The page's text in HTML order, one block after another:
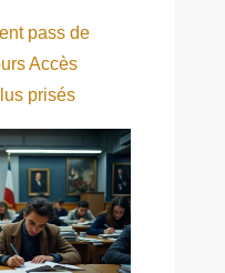
pass de
Accès
prisés